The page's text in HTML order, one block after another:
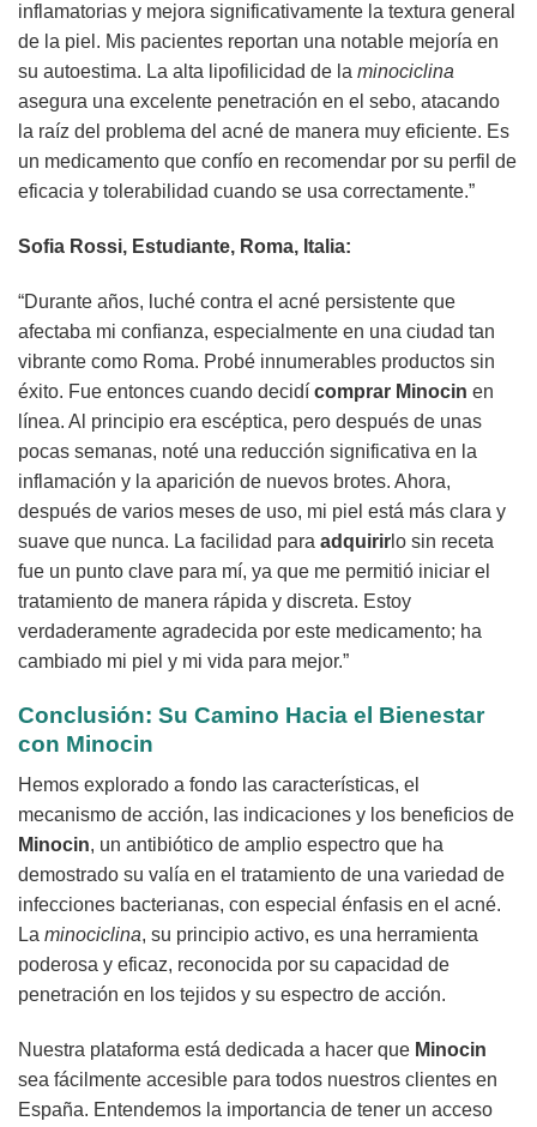
inflamatorias y mejora significativamente la textura general
de la piel. Mis pacientes reportan una notable mejoría en
su autoestima. La alta lipofilicidad de la minociclina
asegura una excelente penetración en el sebo, atacando
la raíz del problema del acné de manera muy eficiente. Es
un medicamento que confío en recomendar por su perfil de
eficacia y tolerabilidad cuando se usa correctamente.”
Sofia Rossi, Estudiante, Roma, Italia:
“Durante años, luché contra el acné persistente que
afectaba mi confianza, especialmente en una ciudad tan
vibrante como Roma. Probé innumerables productos sin
éxito. Fue entonces cuando decidí comprar Minocin en
línea. Al principio era escéptica, pero después de unas
pocas semanas, noté una reducción significativa en la
inflamación y la aparición de nuevos brotes. Ahora,
después de varios meses de uso, mi piel está más clara y
suave que nunca. La facilidad para adquirir lo sin receta
fue un punto clave para mí, ya que me permitió iniciar el
tratamiento de manera rápida y discreta. Estoy
verdaderamente agradecida por este medicamento; ha
cambiado mi piel y mi vida para mejor.”
Conclusión: Su Camino Hacia el Bienestar
con Minocin
Hemos explorado a fondo las características, el
mecanismo de acción, las indicaciones y los beneficios de
Minocin, un antibiótico de amplio espectro que ha
demostrado su valía en el tratamiento de una variedad de
infecciones bacterianas, con especial énfasis en el acné.
La minociclina, su principio activo, es una herramienta
poderosa y eficaz, reconocida por su capacidad de
penetración en los tejidos y su espectro de acción.
Nuestra plataforma está dedicada a hacer que Minocin
sea fácilmente accesible para todos nuestros clientes en
España. Entendemos la importancia de tener un acceso